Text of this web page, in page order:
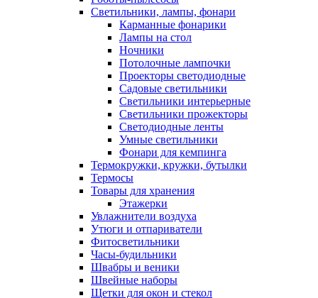
Светильники, лампы, фонари
Карманные фонарики
Лампы на стол
Ночники
Потолочные лампочки
Проекторы светодиодные
Садовые светильники
Светильники интерьерные
Светильники прожекторы
Светодиодные ленты
Умные светильники
Фонари для кемпинга
Термокружки, кружки, бутылки
Термосы
Товары для хранения
Этажерки
Увлажнители воздуха
Утюги и отпариватели
Фитосветильники
Часы-будильники
Швабры и веники
Швейные наборы
Щетки для окон и стекол